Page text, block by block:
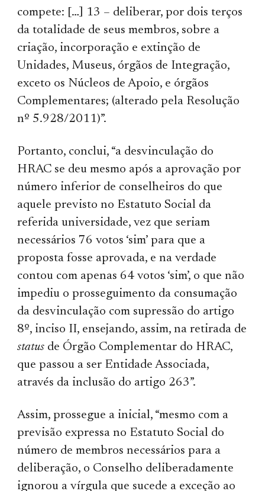
compete: […] 13 – deliberar, por dois terços
da totalidade de seus membros, sobre a
criação, incorporação e extinção de
Unidades, Museus, órgãos de Integração,
exceto os Núcleos de Apoio, e órgãos
Complementares; (alterado pela Resolução
nº 5.928/2011)”.
Portanto, conclui, “a desvinculação do
HRAC se deu mesmo após a aprovação por
número inferior de conselheiros do que
aquele previsto no Estatuto Social da
referida universidade, vez que seriam
necessários 76 votos ‘sim’ para que a
proposta fosse aprovada, e na verdade
contou com apenas 64 votos ‘sim’, o que não
impediu o prosseguimento da consumação
da desvinculação com supressão do artigo
8º, inciso II, ensejando, assim, na retirada de
status de Órgão Complementar do HRAC,
que passou a ser Entidade Associada,
através da inclusão do artigo 263”.
Assim, prossegue a inicial, “mesmo com a
previsão expressa no Estatuto Social do
número de membros necessários para a
deliberação, o Conselho deliberadamente
ignorou a vírgula que sucede a exceção ao